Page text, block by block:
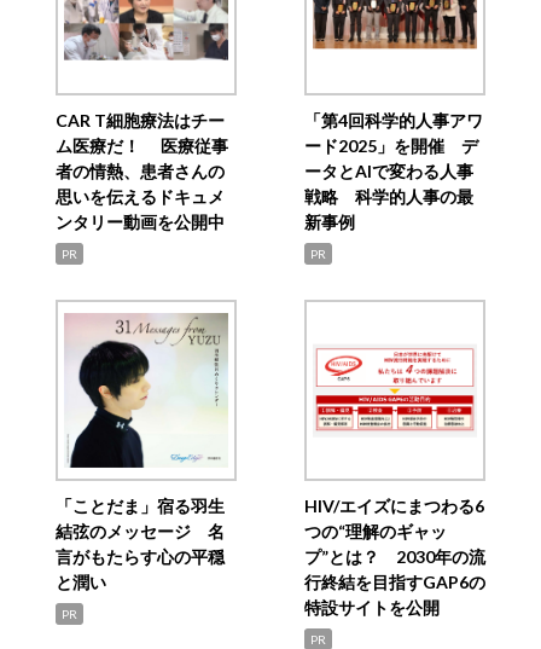
CAR T細胞療法はチー
ム医療だ！ 医療従事
者の情熱、患者さんの
思いを伝えるドキュメ
ンタリー動画を公開中
PR
「第4回科学的人事アワ
ード2025」を開催 デ
ータとAIで変わる人事
戦略 科学的人事の最
新事例
PR
「ことだま」宿る羽生
結弦のメッセージ 名
言がもたらす心の平穏
と潤い
PR
HIV/エイズにまつわる6
つの“理解のギャッ
プ”とは？ 2030年の流
行終結を目指すGAP6の
特設サイトを公開
PR